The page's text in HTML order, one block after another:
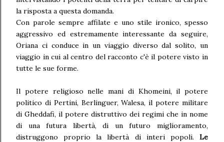
la risposta a questa domanda.
Con parole sempre affilate e uno stile ironico, spesso
aggressivo ed estremamente interessante da seguire,
Oriana ci conduce in un viaggio diverso dal solito, un
viaggio in cui al centro del racconto c'è il potere visto in
tutte le sue forme.
Il potere religioso nelle mani di Khomeini, il potere
politico di Pertini, Berlinguer, Walesa, il potere militare
di Gheddafi, il potere distruttivo dei regimi che in nome
di una futura libertà, di un futuro miglioramento,
distruggono proprio la libertà di interi popoli. Le